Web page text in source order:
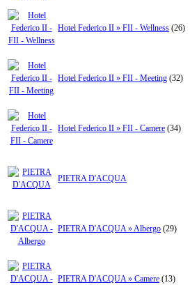
Hotel Federico II » FII - Wellness (26)
Hotel Federico II » FII - Meeting (32)
Hotel Federico II » FII - Camere (34)
PIETRA D'ACQUA
PIETRA D'ACQUA » Albergo (29)
PIETRA D'ACQUA » Camere (13)